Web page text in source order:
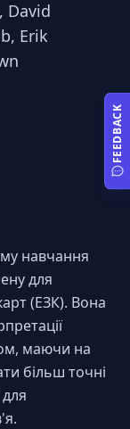
David
Erik
навчання
для
(ЕЗК). Вона
маючи на
більш точні
FEEDBACK